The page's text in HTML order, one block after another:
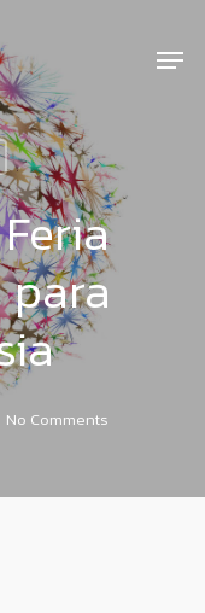
para
No Comments